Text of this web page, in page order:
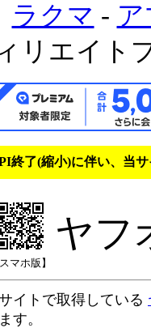
ラクマ -
リエイト
終了(縮小)に伴い、当
スマホ版】
ヤフ
イトで取得している
す。